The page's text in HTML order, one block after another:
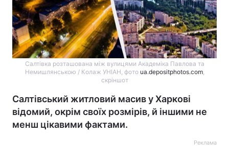
Салтівка розташована між вулицями Академіка Павлова та
Немишлянською / Колаж УНІАН, фото ua.depositphotos.com,
скріншот
Салтівський житловий масив у Харкові
відомий, окрім своїх розмірів, й іншими не
менш цікавими фактами.
Реклама